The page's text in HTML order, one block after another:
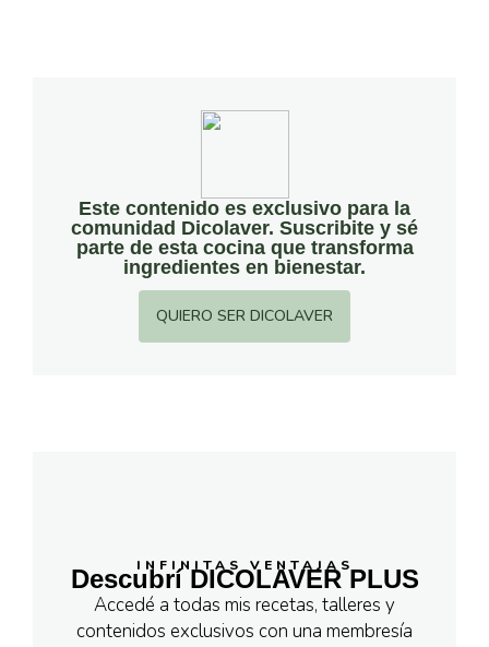
Este contenido es exclusivo para la
comunidad Dicolaver. Suscribite y sé
parte de esta cocina que transforma
ingredientes en bienestar.
QUIERO SER DICOLAVER
INFINITAS VENTAJAS
Descubrí DICOLAVER PLUS
Accedé a todas mis recetas, talleres y
contenidos exclusivos con una membresía